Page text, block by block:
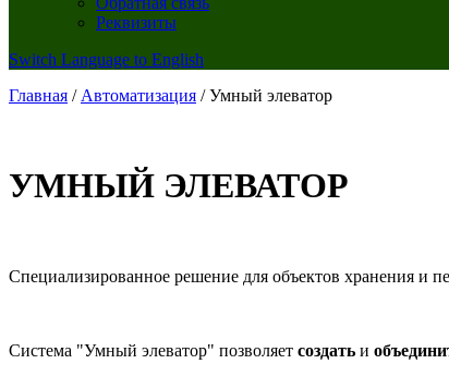
Реквизиты
Switch Language to English
Главная / Автоматизация /Умный элеватор
УМНЫЙ ЭЛЕВАТОР
Специализированное решение для объектов хранения и
Система "Умный элеватор" позволяет создать и